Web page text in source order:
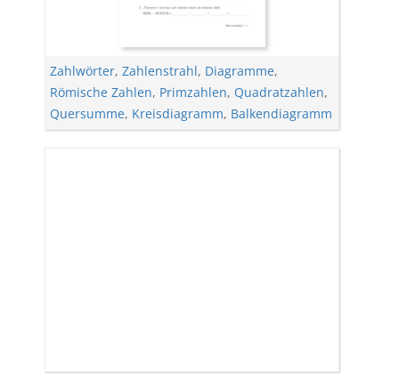
Zahlwörter, Zahlenstrahl, Diagramme,
Römische Zahlen, Primzahlen, Quadratzahlen,
Quersumme, Kreisdiagramm, Balkendiagramm